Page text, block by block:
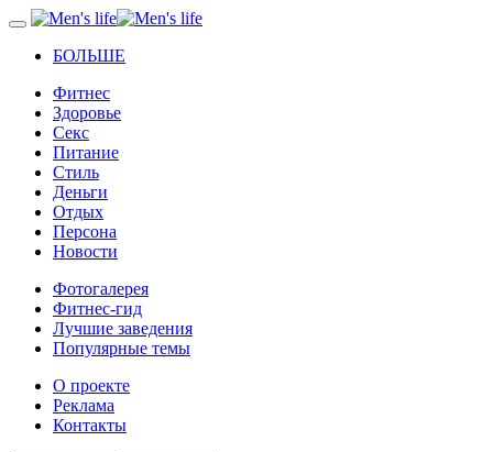
БОЛЬШЕ
Фитнес
Здоровье
Секс
Питание
Стиль
Деньги
Отдых
Персона
Новости
Фотогалерея
Фитнес-гид
Лучшие заведения
Популярные темы
О проекте
Реклама
Контакты